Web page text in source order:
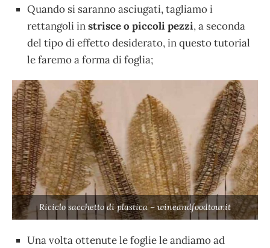
Quando si saranno asciugati, tagliamo i
rettangoli instrisce o piccoli pezzi, a seconda
del tipo di effetto desiderato, in questo tutorial
le faremo a forma di foglia;
Riciclo sacchetto di plastica – wineandfoodtour.it
Una volta ottenute le foglie le andiamo ad